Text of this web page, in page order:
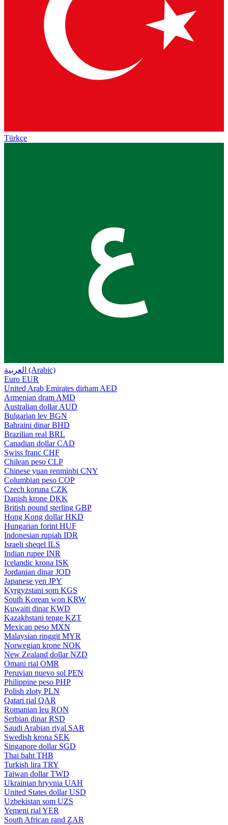
Türkçe
ع
العربية (Arabic)
Euro EUR
United Arab Emirates dirham AED
Armenian dram AMD
Australian dollar AUD
Bulgarian lev BGN
Bahraini dinar BHD
Brazilian real BRL
Canadian dollar CAD
Swiss franc CHF
Chilean peso CLP
Chinese yuan renminbi CNY
Columbian peso COP
Czech koruna CZK
Danish krone DKK
British pound sterling GBP
Hong Kong dollar HKD
Hungarian forint HUF
Indonesian rupiah IDR
Israeli sheqel ILS
Indian rupee INR
Icelandic krona ISK
Jordanian dinar JOD
Japanese yen JPY
Kyrgyzstani som KGS
South Korean won KRW
Kuwaiti dinar KWD
Kazakhstani tenge KZT
Mexican peso MXN
Malaysian ringgit MYR
Norwegian krone NOK
New Zealand dollar NZD
Omani rial OMR
Peruvian nuevo sol PEN
Philippine peso PHP
Polish zloty PLN
Qatari rial QAR
Romanian leu RON
Serbian dinar RSD
Saudi Arabian riyal SAR
Swedish krona SEK
Singapore dollar SGD
Thai baht THB
Turkish lira TRY
Taiwan dollar TWD
Ukrainian hryvnia UAH
United States dollar USD
Uzbekistan som UZS
Yemeni rial YER
South African rand ZAR